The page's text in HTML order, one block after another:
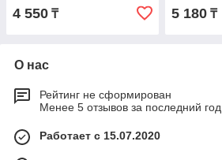
4 550 ₸ 5 180₸
О нас
Рейтинг не сформирован
Менее 5 отзывов за последний год
Работает с 15.07.2020